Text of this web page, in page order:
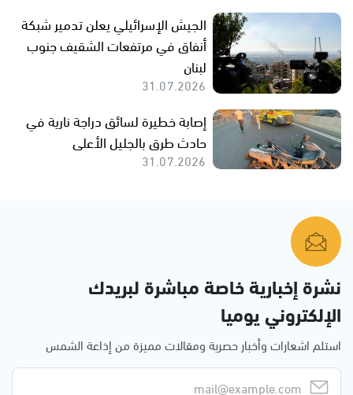
الجيش الإسرائيلي يعلن تدمير شبكة
أنفاق في مرتفعات الشقيف جنوب
لبنان
31.07.2026
إصابة خطيرة لسائق دراجة نارية في
حادث طرق بالجليل الأعلى
31.07.2026
نشرة إخبارية خاصة مباشرة لبريدك
الإلكتروني يوميا
استلم اشعارات وأخبار حصرية ومقالات مميزة من إذاعة الشمس